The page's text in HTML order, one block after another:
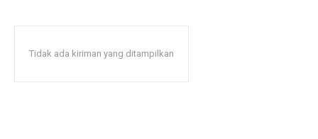
Tidak ada kiriman yang ditampilkan